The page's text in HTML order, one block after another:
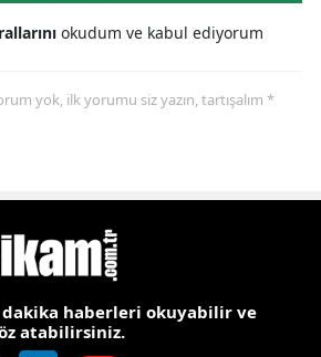
okudum ve kabul ediyorum
yok, ilk yorumu siz yazın, tartışalım *
dakika haberleri okuyabilir ve
atabilirsiniz.